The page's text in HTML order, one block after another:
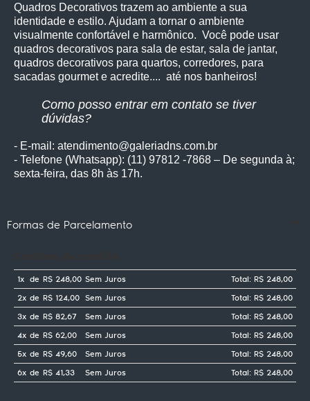
Quadros Decorativos trazem ao ambiente a sua
identidade e estilo. Ajudam a tornar o ambiente
visualmente confortável e harmônico. Você pode usar
quadros decorativos para sala de estar, sala de jantar,
quadros decorativos para quartos, corredores, para
sacadas gourmet e acredite.... até nos banheiros!
Como posso entrar em contato se tiver
dúvidas?
- E-mail: atendimento@galeriadns.com.br
- Telefone (Whatsapp): (11) 97812 -7868 – De segunda à;
sexta-feira, das 8h às 17h.
Formas de Parcelamento
1x de R$ 248,00 Sem Juros
Total: R$ 248,00
2x de R$ 124,00 Sem Juros
Total: R$ 248,00
3x de R$ 82,67 Sem Juros
Total: R$ 248,00
4x de R$ 62,00 Sem Juros
Total: R$ 248,00
5x de R$ 49,60 Sem Juros
Total: R$ 248,00
6x de R$ 41,33 Sem Juros Total: R$ 248,00